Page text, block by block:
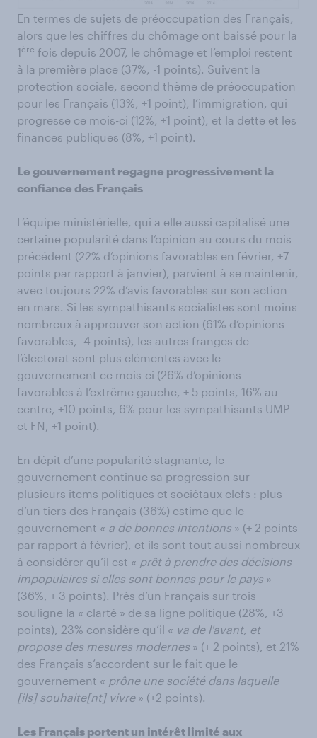
En termes de sujets de préoccupation des Français,
alors que les chiffres du chômage ont baissé pour la
1ère fois depuis 2007, le chômage et l’emploi restent
à la première place (37%, -1 points). Suivent la
protection sociale, second thème de préoccupation
pour les Français (13%, +1 point), l’immigration, qui
progresse ce mois-ci (12%, +1 point), et la dette et les
finances publiques (8%, +1 point).
Le gouvernement regagne progressivement la
confiance des Français
L’équipe ministérielle, qui a elle aussi capitalisé une
certaine popularité dans l’opinion au cours du mois
précédent (22% d’opinions favorables en février, +7
points par rapport à janvier), parvient à se maintenir,
avec toujours 22% d’avis favorables sur son action
en mars. Si les sympathisants socialistes sont moins
nombreux à approuver son action (61% d’opinions
favorables, -4 points), les autres franges de
l’électorat sont plus clémentes avec le
gouvernement ce mois-ci (26% d’opinions
favorables à l’extrême gauche, + 5 points, 16% au
centre, +10 points, 6% pour les sympathisants UMP
et FN, +1 point).
En dépit d’une popularité stagnante, le
gouvernement continue sa progression sur
plusieurs items politiques et sociétaux clefs : plus
d’un tiers des Français (36%) estime que le
gouvernement « a de bonnes intentions » (+ 2 points
par rapport à février), et ils sont tout aussi nombreux
à considérer qu’il est « prêt à prendre des décisions
impopulaires si elles sont bonnes pour le pays »
(36%, + 3 points). Près d’un Français sur trois
souligne la « clarté » de sa ligne politique (28%, +3
points), 23% considère qu’il « va de l'avant, et
propose des mesures modernes » (+ 2 points), et 21%
des Français s’accordent sur le fait que le
gouvernement « prône une société dans laquelle
[ils] souhaite[nt] vivre» (+2 points).
Les Français portent un intérêt limité aux